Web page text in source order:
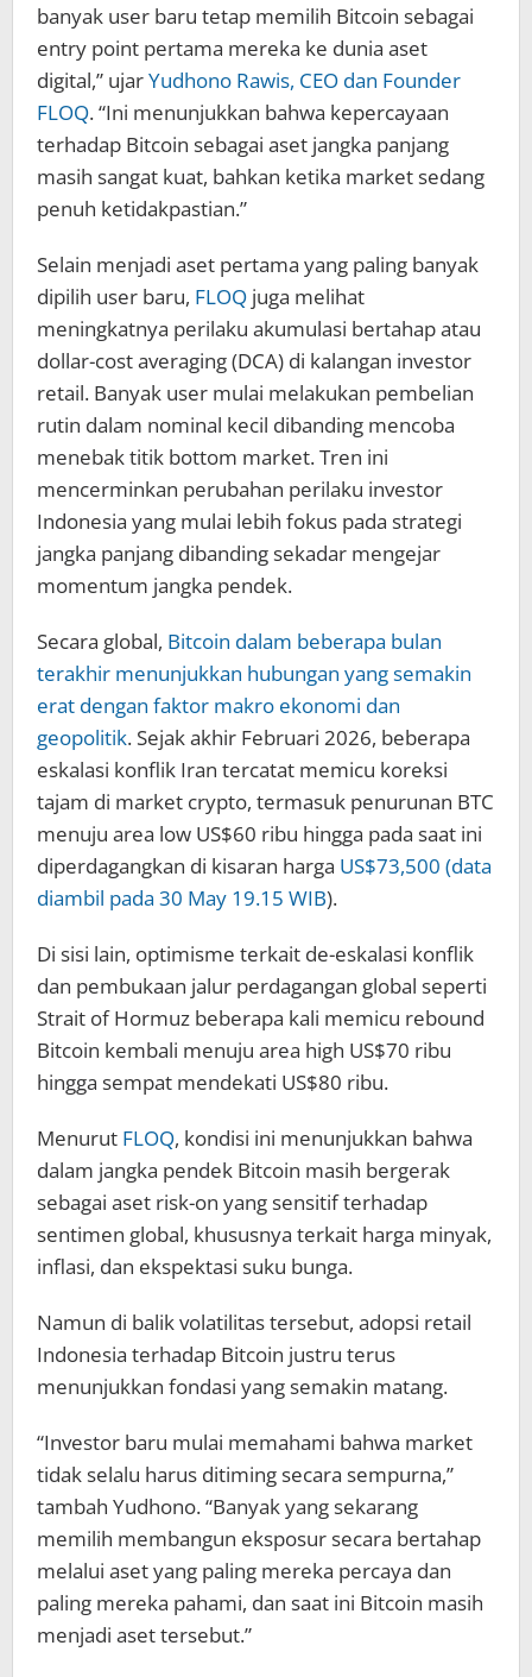
banyak user baru tetap memilih Bitcoin sebagai
entry point pertama mereka ke dunia aset
digital,” ujarYudhono Rawis, CEO dan Founder
FLOQ. “Ini menunjukkan bahwa kepercayaan
terhadap Bitcoin sebagai aset jangka panjang
masih sangat kuat, bahkan ketika market sedang
penuh ketidakpastian.”
Selain menjadi aset pertama yang paling banyak
dipilih user baru, FLOQ juga melihat
meningkatnya perilaku akumulasi bertahap atau
dollar-cost averaging (DCA) di kalangan investor
retail. Banyak user mulai melakukan pembelian
rutin dalam nominal kecil dibanding mencoba
menebak titik bottom market. Tren ini
mencerminkan perubahan perilaku investor
Indonesia yang mulai lebih fokus pada strategi
jangka panjang dibanding sekadar mengejar
momentum jangka pendek.
Secara global, Bitcoin dalam beberapa bulan
terakhir menunjukkan hubungan yang semakin
erat dengan faktor makro ekonomi dan
geopolitik. Sejak akhir Februari 2026, beberapa
eskalasi konflik Iran tercatat memicu koreksi
tajam di market crypto, termasuk penurunan BTC
menuju area low US$60 ribu hingga pada saat ini
diperdagangkan di kisaran harga US$73,500 (data
diambil pada 30 May 19.15 WIB).
Di sisi lain, optimisme terkait de-eskalasi konflik
dan pembukaan jalur perdagangan global seperti
Strait of Hormuz beberapa kali memicu rebound
Bitcoin kembali menuju area high US$70 ribu
hingga sempat mendekati US$80 ribu.
Menurut FLOQ, kondisi ini menunjukkan bahwa
dalam jangka pendek Bitcoin masih bergerak
sebagai aset risk-on yang sensitif terhadap
sentimen global, khususnya terkait harga minyak,
inflasi, dan ekspektasi suku bunga.
Namun di balik volatilitas tersebut, adopsi retail
Indonesia terhadap Bitcoin justru terus
menunjukkan fondasi yang semakin matang.
“Investor baru mulai memahami bahwa market
tidak selalu harus ditiming secara sempurna,”
tambah Yudhono. “Banyak yang sekarang
memilih membangun eksposur secara bertahap
melalui aset yang paling mereka percaya dan
paling mereka pahami, dan saat ini Bitcoin masih
menjadi aset tersebut.”